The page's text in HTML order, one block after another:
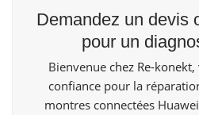
Demandez un devis
pour un
Bienvenuechez Re-konekt,
confiance pour la
montres connectées